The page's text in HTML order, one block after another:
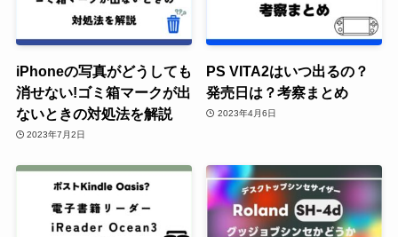
iPhoneの写真がどうしても
消せない!ゴミ箱マークが出
ないときの対処法を解説
2023年7月2日
PS VITA2はいつ出るの？
発売日は？考察まとめ
2023年4月6日